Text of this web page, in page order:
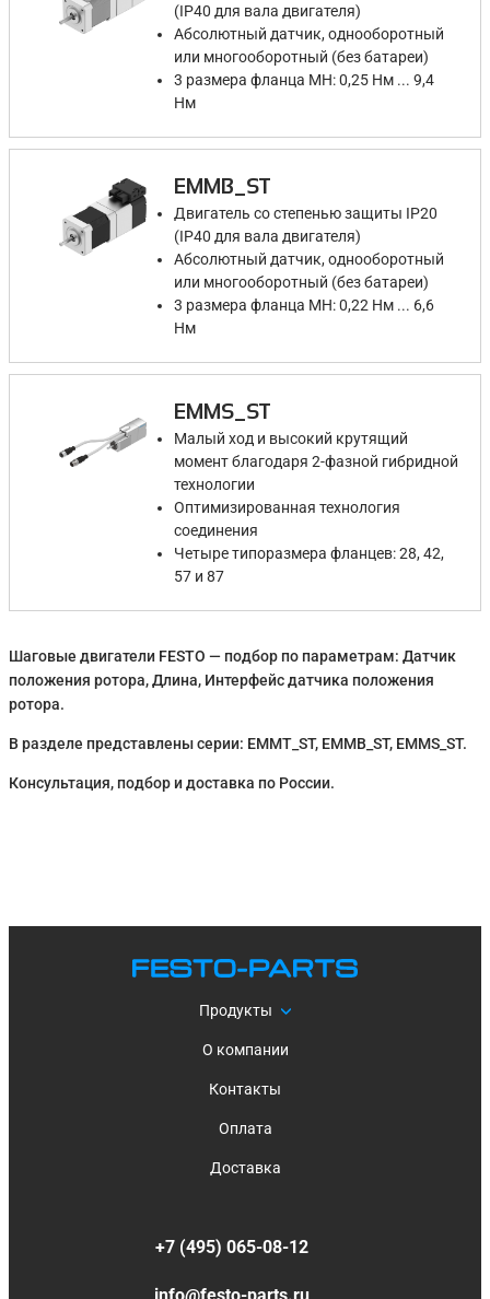
(IP40 для вала двигателя)
Абсолютный датчик, однооборотный
или многооборотный (без батареи)
3 размера фланца MH: 0,25 Нм ... 9,4
Нм
EMMB_ST
Двигатель со степенью защиты IP20
(IP40 для вала двигателя)
Абсолютный датчик, однооборотный
или многооборотный (без батареи)
3 размера фланца MH: 0,22 Нм ... 6,6
Нм
EMMS_ST
Малый ход и высокий крутящий
момент благодаря 2-фазной гибридной
технологии
Оптимизированная технология
соединения
Четыре типоразмера фланцев: 28, 42,
57 и 87
Шаговые двигатели FESTO — подбор по параметрам: Датчик
положения ротора, Длина, Интерфейс датчика положения
ротора.
В разделе представлены серии: EMMT_ST, EMMB_ST, EMMS_ST.
Консультация, подбор и доставка по России.
Продукты
О компании
Контакты
Оплата
Доставка
+7 (495) 065-08-12